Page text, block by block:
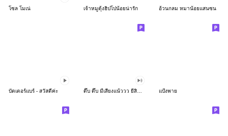
โซล โมเน่ เจ้าหมูดุ้งฮิปโปน้อยน่ารัก อ้วนกลม หมาน้อยแสนซน
บัตเตอร์แบร์ - สวัสดีค่ะ แป้งพาย